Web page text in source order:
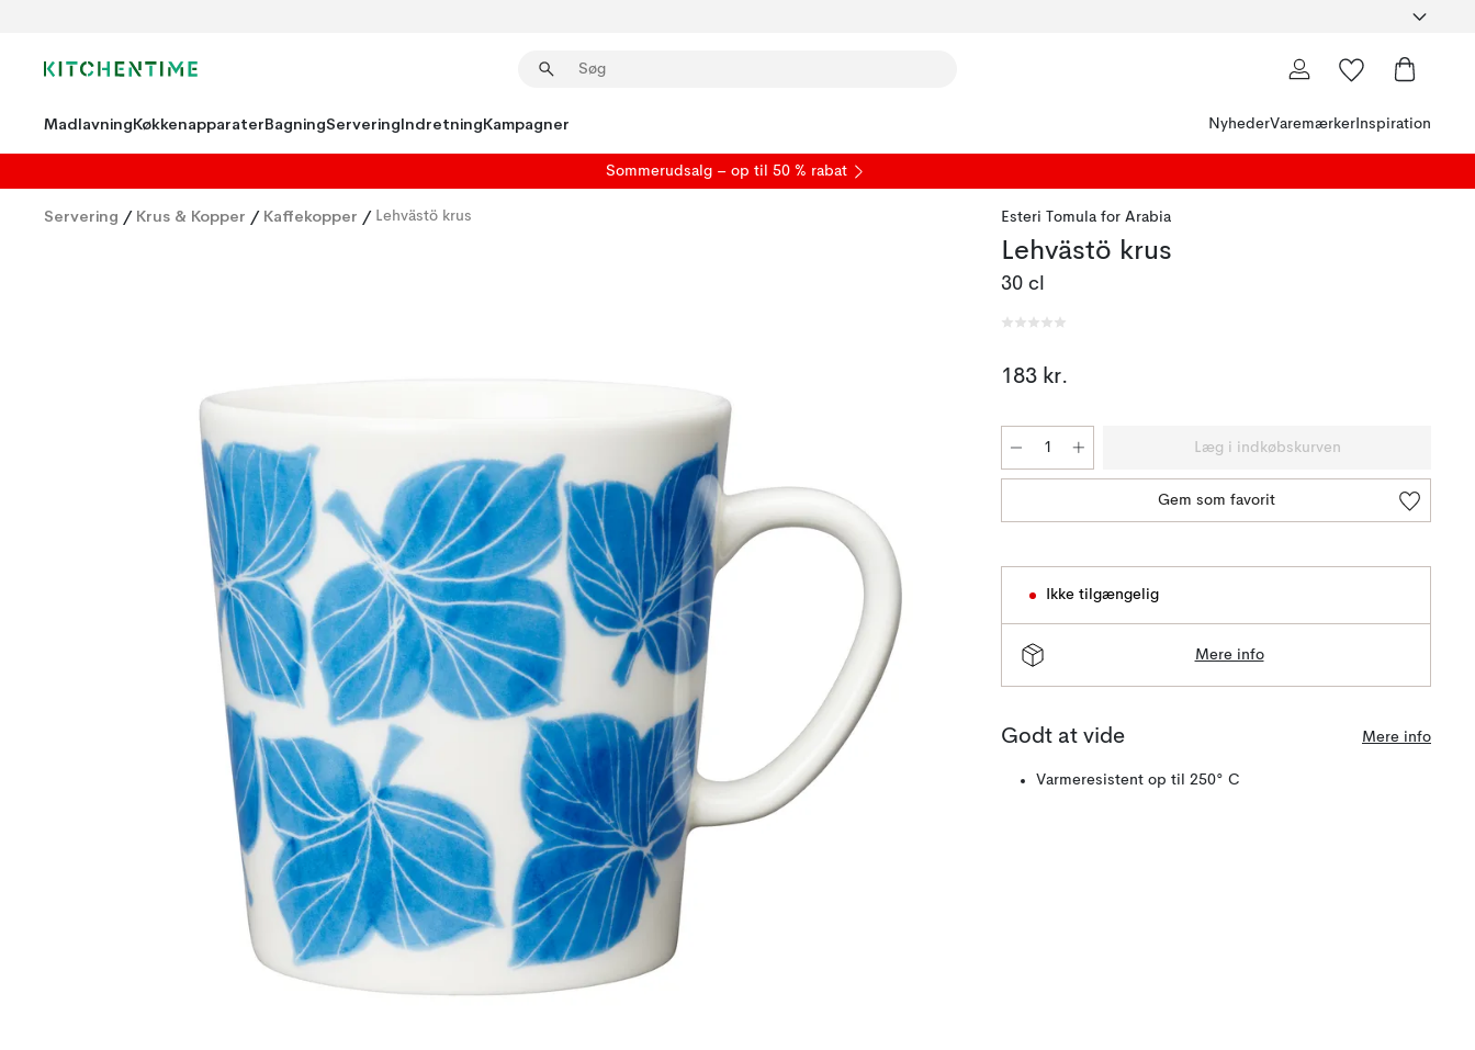
MadlavningKøkkenapparaterBagningServeringIndretningKampagner NyhederVaremærker Inspiration
Sommerudsalg – op til 50 % rabat
Servering / Krus & Kopper / Kaffekopper / Lehvästö krus Esteri Tomula for Arabia
Lehvästö krus
30 cl
183 kr.
Læg i indkøbskurven
Gem som favorit
Ikke tilgængelig
Mere info
Godt at vide Mere info
Varmeresistent op til 250° C